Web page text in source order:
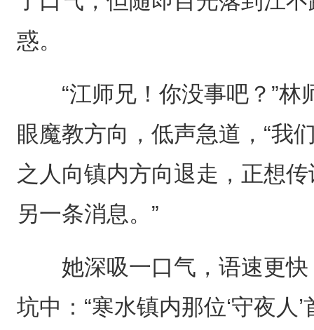
惑。
“江师兄！你没事吧？”林
眼魔教方向，低声急道，“我
之人向镇内方向退走，正想
另一条消息。”
她深吸一口气，语速更快
坑中：“寒水镇内那位‘守夜